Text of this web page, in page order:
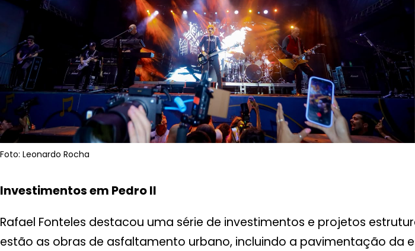
Foto: Leonardo Rocha
Investimentos em Pedro II
Rafael Fonteles destacou uma série de investimentos e projetos
estão as obras de asfaltamento urbano, incluindo a pavimentação da